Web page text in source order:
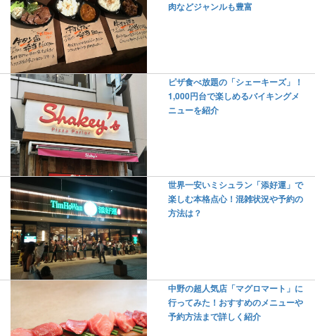
肉などジャンルも豊富
ピザ食べ放題の「シェーキーズ」！
1,000円台で楽しめるバイキングメ
ニューを紹介
世界一安いミシュラン「添好運」で
楽しむ本格点心！混雑状況や予約の
方法は？
中野の超人気店「マグロマート」に
行ってみた！おすすめのメニューや
予約方法まで詳しく紹介